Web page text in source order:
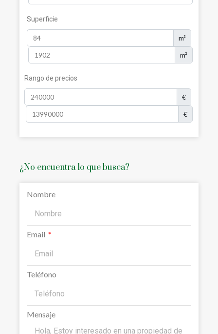
Superficie
m²
m²
Rango de precios
€
€
¿No encuentra lo que busca?
Nombre
Email
Teléfono
Mensaje